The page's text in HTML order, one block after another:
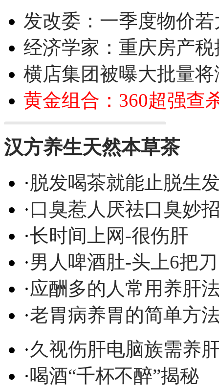
发改委：一季度物价
经济学家：重庆房产
横店集团被曝大批量
黄金组合：360超强查
汉方养生天然本草茶
·脱发喝茶就能止脱生
·口臭惹人厌祛口臭妙
·长时间上网-很伤肝
·男人啤酒肚-头上6把刀
·应酬多的人常用养肝
·老胃病养胃的简单方
·久视伤肝电脑族需养
·喝酒“千杯不醉”揭秘